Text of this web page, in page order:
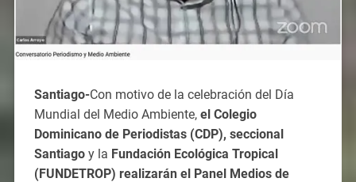
Santiago-Con motivo de la celebración del Día
Mundial del Medio Ambiente, el Colegio
Dominicano de Periodistas (CDP), seccional
Santiagoy la Fundación Ecológica Tropical
(FUNDETROP) realizarán el Panel Medios de